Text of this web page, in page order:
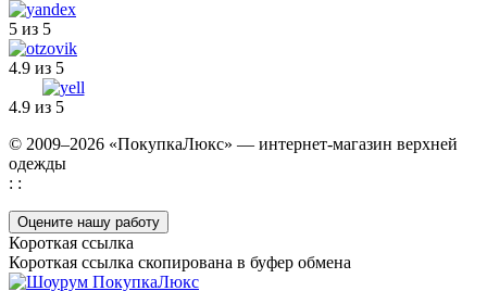
5 из 5
4.9 из 5
4.9 из 5
© 2009–2026 «ПокупкаЛюкс» — интернет-магазин верхней
одежды
: :
Оцените нашу работу
Короткая ссылка
Короткая ссылка скопирована в буфер обмена